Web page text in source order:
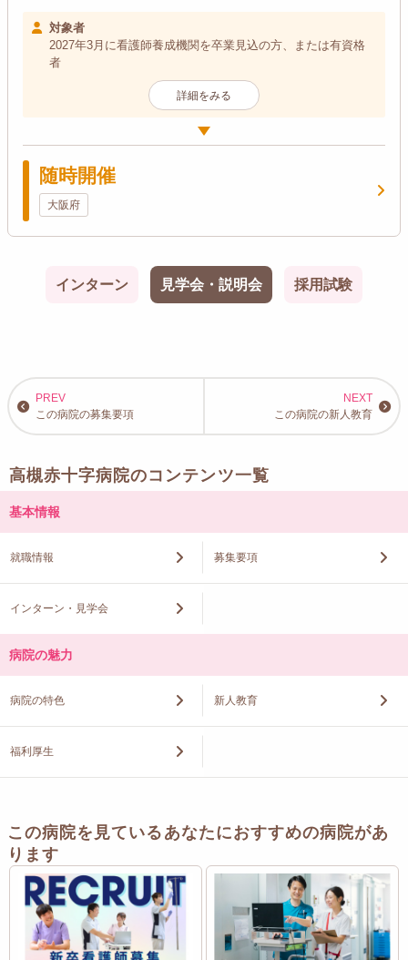
対象者
2027年3月に看護師養成機関を卒業見込の方、または有資格
者
詳細をみる
随時開催
大阪府
インターン 見学会・説明会 採用試験
この病院の募集要項 この病院の新人教育
高槻赤十字病院のコンテンツ一覧
基本情報
就職情報 募集要項
インターン・見学会
病院の魅力
病院の特色 新人教育
福利厚生
この病院を見ているあなたにおすすめの病院があ
ります